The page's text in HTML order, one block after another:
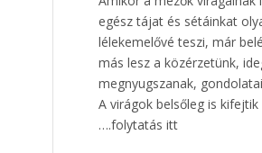
egész tájat és sétáinkat
lélekemelővé teszi, már
más lesz a közérzetünk,
megnyugszanak,
A virágok belsőleg is
….folytatás itt